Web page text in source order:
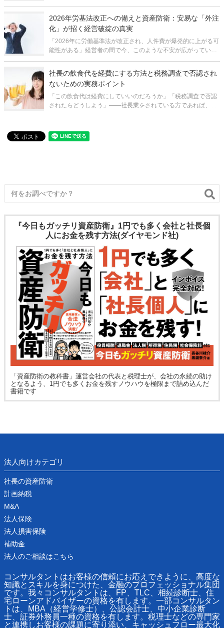
えれば増えるほど税率が段階的に上がる累進課税制度が適用さ
れるため、せっかく生み出したキャ
2026年労基法改正への備えと資産防衛：安易な「外注
化」が招く経営破綻の真実
「2026年に労働基準法が改正され、人件費が爆発的に上がる可
能性がある」経営者の間で今、このような不安が広がっていま
基盤を根底から揺るがしかねない極めてインパクトの大きい内
容です。 特に人手不足
社長の飲食代を経費にする方法と税務調査で否認され
ないための実務ポイント
「この飲食代は経費にしていいのだろうか」「税務調査で否認
されたらどうしよう」――社長業をされている方であれば、一
での一人カフェなど、ビジネスに関
『今日もガッチリ資産防衛』1円でも多く会社と社長個
人にお金を残す方法(ダイヤモンド社)
「資産防衛の教科書」運営会社の代表と税理士が、会社の永続の助け
となるよう、1円でも多くお金を残すノウハウを極限まで詰め込んだ
書籍です
法人向けカテゴリ
社長の資産防衛
計画納税
M&A
法人保険
法人損害保険
補助金
法人のご相談はこちら
コンサルタントはお客様の信頼にお応えできように、高度な
知識とスキルを身につけた、金融のプロフェッショナル集団
です。我々コンサルタントは、FP、TLC、相続診断士、住
宅ローンアドバイザーの資格を有します。一部コンサルタン
トは、MBA（経営学修士）、公認会計士、中小企業診断
士、証券外務員一種の資格を有します。税理士などの専門家
と連携しお客様の課題に寄り添い、キャッシュフロー最大化